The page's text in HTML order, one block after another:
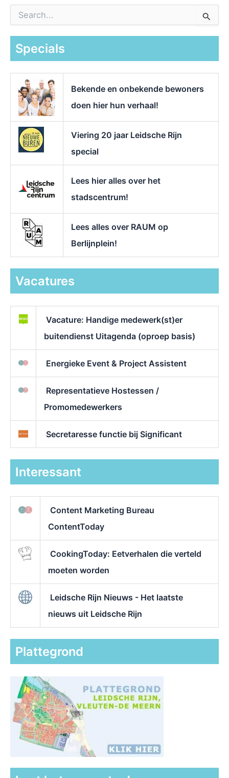
a
Specials
Bekende en onbekende bewoners
doen hier hun verhaal!
Viering 20 jaar Leidsche Rijn
special
Lees hier alles over het
stadscentrum!
Lees alles over RAUM op
Berlijnplein!
Vacatures
Vacature: Handige medewerk(st)er
buitendienst Uitagenda (oproep basis)
Energieke Event & Project Assistent
Representatieve Hostessen /
Promomedewerkers
Secretaresse functie bij Significant
Interessant
Content Marketing Bureau
ContentToday
CookingToday: Eetverhalen die verteld
moeten worden
Leidsche Rijn Nieuws - Het laatste
nieuws uit Leidsche Rijn
Plattegrond